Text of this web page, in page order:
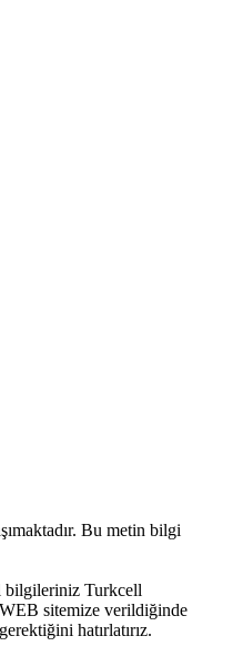
Bu metin bilgi
bilgileriniz Turkcell
sitemize verildiğinde
hatırlatırız.